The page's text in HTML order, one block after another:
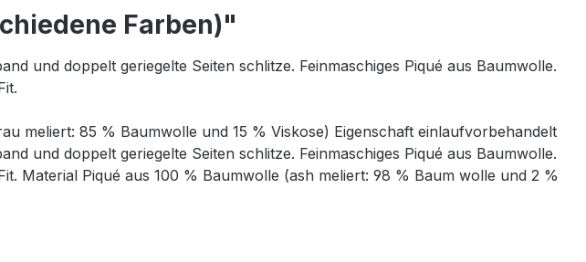
Farben)"
und doppelt geriegelte Seiten schlitze. Feinmaschiges Piqué aus Baumwolle.
meliert: 85 % Baumwolle und 15 % Viskose) Eigenschaft einlaufvorbehandelt
und doppelt geriegelte Seiten schlitze. Feinmaschiges Piqué aus Baumwolle.
Material Piqué aus 100 % Baumwolle (ash meliert: 98 % Baum wolle und 2 %